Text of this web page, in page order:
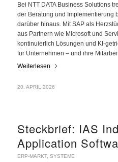
Bei NTT DATA Business Solutions
der Beratung und Implementierung
darüber hinaus. Mit SAP als
aus Partnern wie Microsoft und
kontinuierlich Lösungen und KI-
für Unternehmen – und ihre
Weiterlesen
20. APRIL 2026
Steckbrief: IAS
Application
ERP-MARKT, SYSTEME